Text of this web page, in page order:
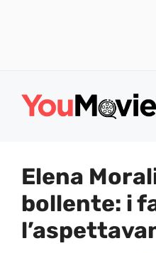
Elena
bollente: i